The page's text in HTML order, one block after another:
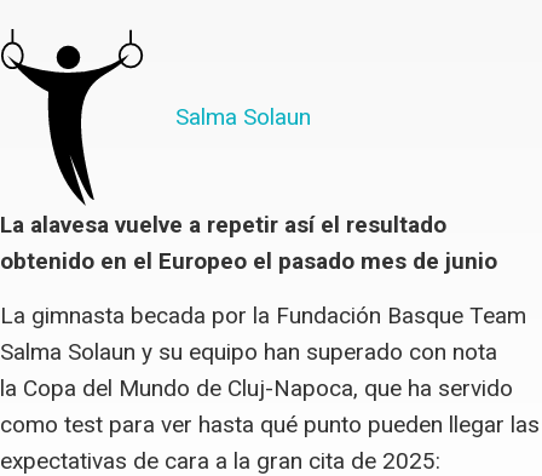
Salma Solaun
La alavesa vuelve a repetir así el resultado
obtenido en el Europeo el pasado mes de junio
La gimnasta becada por la Fundación Basque Team
Salma Solaun y su equipo han superado con nota
la Copa del Mundo de Cluj-Napoca, que ha servido
como test para ver hasta qué punto pueden llegar las
expectativas de cara a la gran cita de 2025: